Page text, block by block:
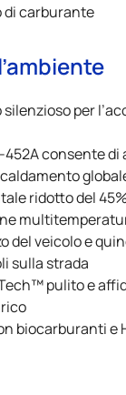
di carburante
per
consente di
ridotto del
del veicolo e
sulla strada
pulito e
biocarburanti e